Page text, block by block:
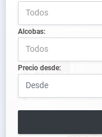
Todos
Alcobas:
Todos
Precio desde: